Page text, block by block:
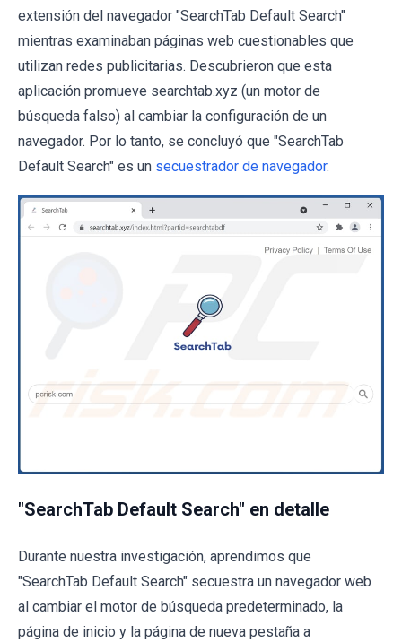
extensión del navegador "SearchTab Default Search"
mientras examinaban páginas web cuestionables que
utilizan redes publicitarias. Descubrieron que esta
aplicación promueve searchtab.xyz (un motor de
búsqueda falso) al cambiar la configuración de un
navegador. Por lo tanto, se concluyó que "SearchTab
Default Search" es un secuestrador de navegador.
"SearchTab Default Search" en detalle
Durante nuestra investigación, aprendimos que
"SearchTab Default Search" secuestra un navegador web
al cambiar el motor de búsqueda predeterminado, la
página de inicio y la página de nueva pestaña a